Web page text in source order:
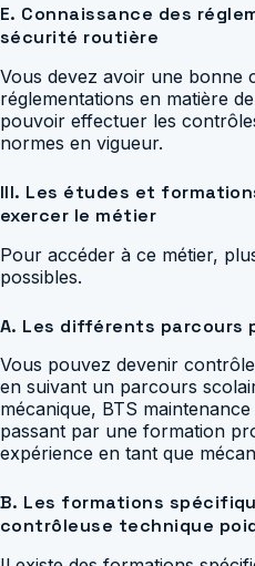
E. Connaissance des
sécurité routière
Vous devez avoir une bonne
réglementations en matière
pouvoir effectuer les
normes en vigueur.
III. Les études et
exercer le métier
Pour accéder à ce métier,
possibles.
A. Les différents parcours
Vous pouvez devenir
en suivant un parcours
mécanique, BTS
passant par une formation
expérience en tant que
B. Les formations
contrôleuse technique